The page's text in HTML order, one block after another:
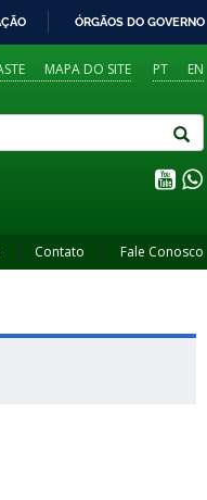
ÓRGÃOS DO GOVERNO
PT EN
MAPA DO SITE
Contato Fale Conosco